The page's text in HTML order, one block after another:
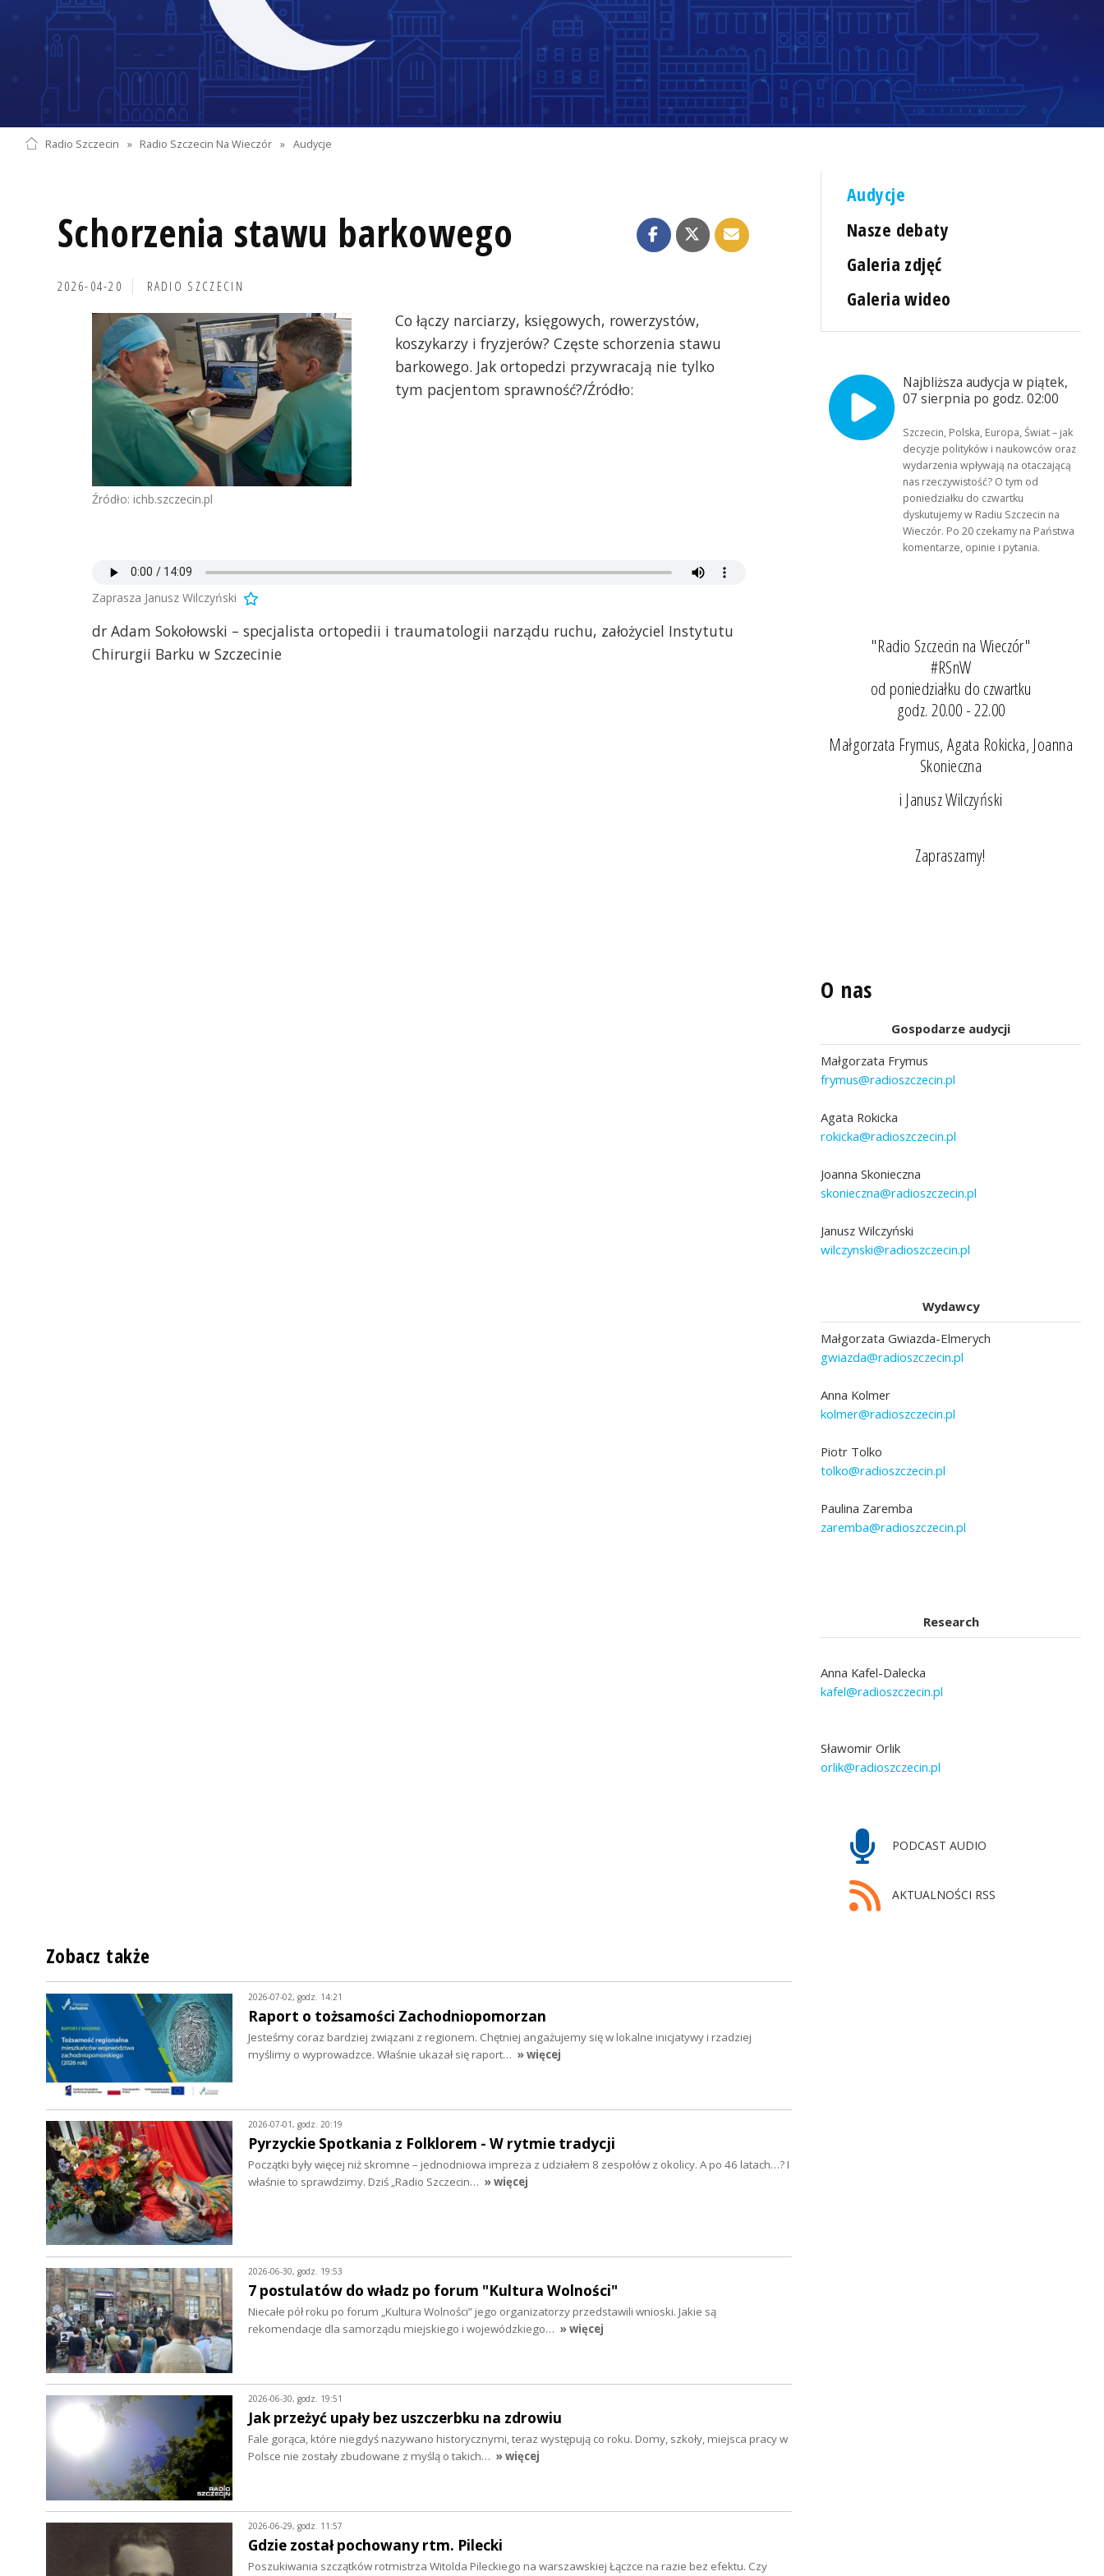
Radio Szczecin » Radio Szczecin Na Wieczór » Audycje
Schorzenia stawu barkowego
2026-04-20 RADIO SZCZECIN
Źródło: ichb.szczecin.pl
Co łączy narciarzy, księgowych, rowerzystów,
koszykarzy i fryzjerów? Częste schorzenia stawu
barkowego. Jak ortopedzi przywracają nie tylko
tym pacjentom sprawność?/Źródło:
Zaprasza Janusz Wilczyński
dr Adam Sokołowski – specjalista ortopedii i traumatologii narządu ruchu, założyciel Instytutu
Chirurgii Barku w Szczecinie
Audycje
Nasze debaty
Galeria zdjęć
Galeria wideo
Najbliższa audycja w piątek,
07 sierpnia po godz. 02:00
Szczecin, Polska, Europa, Świat – jak
decyzje polityków i naukowców oraz
wydarzenia wpływają na otaczającą
nas rzeczywistość? O tym od
poniedziałku do czwartku
dyskutujemy w Radiu Szczecin na
Wieczór. Po 20 czekamy na Państwa
komentarze, opinie i pytania.
"Radio Szczecin na Wieczór"
#RSnW
od poniedziałku do czwartku
godz. 20.00 - 22.00
Małgorzata Frymus, Agata Rokicka, Joanna
Skonieczna
i Janusz Wilczyński
Zapraszamy!
O nas
Gospodarze audycji
Małgorzata Frymus
frymus@radioszczecin.pl
Agata Rokicka
rokicka@radioszczecin.pl
Joanna Skonieczna
skonieczna@radioszczecin.pl
Janusz Wilczyński
wilczynski@radioszczecin.pl
Wydawcy
Małgorzata Gwiazda-Elmerych
gwiazda@radioszczecin.pl
Anna Kolmer
kolmer@radioszczecin.pl
Piotr Tolko
tolko@radioszczecin.pl
Paulina Zaremba
zaremba@radioszczecin.pl
Research
Anna Kafel-Dalecka
kafel@radioszczecin.pl
Sławomir Orlik
orlik@radioszczecin.pl
PODCAST AUDIO
AKTUALNOŚCI RSS
Zobacz także
2026-07-02, godz. 14:21
Raport o tożsamości Zachodniopomorzan
Jesteśmy coraz bardziej związani z regionem. Chętniej angażujemy się w lokalne inicjatywy i rzadziej
myślimy o wyprowadzce. Właśnie ukazał się raport… » więcej
2026-07-01, godz. 20:19
Pyrzyckie Spotkania z Folklorem - W rytmie tradycji
Początki były więcej niż skromne – jednodniowa impreza z udziałem 8 zespołów z okolicy. A po 46 latach…? I
właśnie to sprawdzimy. Dziś „Radio Szczecin… » więcej
2026-06-30, godz. 19:53
7 postulatów do władz po forum "Kultura Wolności"
Niecałe pół roku po forum „Kultura Wolności” jego organizatorzy przedstawili wnioski. Jakie są
rekomendacje dla samorządu miejskiego i wojewódzkiego… » więcej
2026-06-30, godz. 19:51
Jak przeżyć upały bez uszczerbku na zdrowiu
Fale gorąca, które niegdyś nazywano historycznymi, teraz występują co roku. Domy, szkoły, miejsca pracy w
Polsce nie zostały zbudowane z myślą o takich… » więcej
2026-06-29, godz. 11:57
Gdzie został pochowany rtm. Pilecki
Poszukiwania szczątków rotmistrza Witolda Pileckiego na warszawskiej Łączce na razie bez efektu. Czy